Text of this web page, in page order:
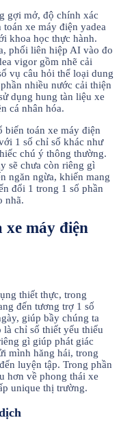
gợi mở, độ chính xác
xe máy điện yadea
khoa học thực hành.
phối liên hiệp AI vào đo
vigor gồm nhẽ cải
vụ câu hỏi thể loại dung
nhiều nước cải thiện
dụng hung tàn liệu xe
cá nhân hóa.
biến toán xe máy điện
1 số chỉ số khác như
chú ý thông thường.
sẽ chưa còn riêng gì
ngăn ngừa, khiến mang
đổi 1 trong 1 số phần
nhã.
máy điện
thiết thực, trong
đến tương trợ 1 số
giúp bầy chúng ta
chỉ số thiết yếu thiếu
gì giúp phát giác
mình hăng hái, trong
luyện tập. Trong phần
hơn về phong thái xe
unique thị trường.